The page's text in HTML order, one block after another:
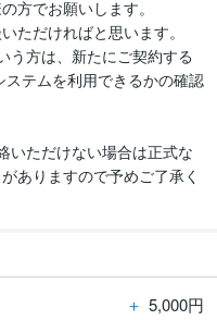
方でお願いします。
ただければと思います。
う方は、新たにご契約する
テムを利用できるかの確認
ただけない場合は正式な
ありますので予めご了承く
＋ 5,000円